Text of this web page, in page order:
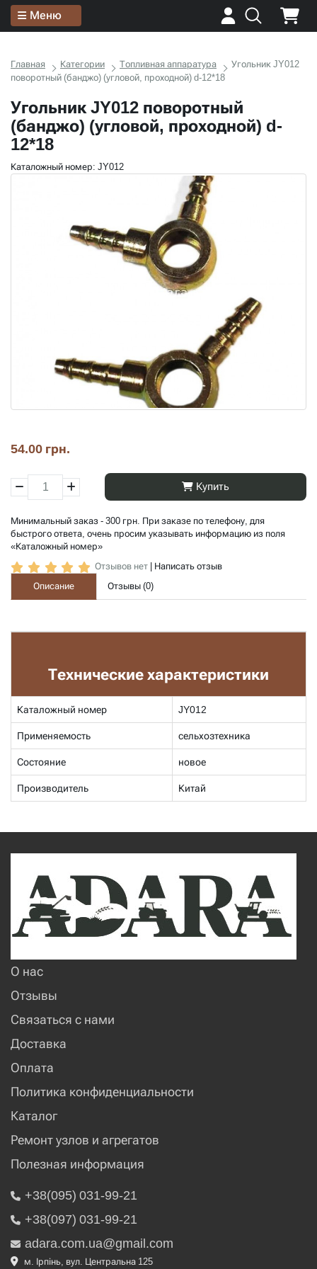
Меню
Главная Категории Топливная аппаратура
Угольник JY012
поворотный (банджо) (угловой, проходной) d-12*18
Угольник JY012 поворотный
(банджо) (угловой, проходной) d-
12*18
Каталожный номер: JY012
54.00 грн.
Купить
Минимальный заказ - 300 грн. При заказе по телефону, для
быстрого ответа, очень просим указывать информацию из поля
«Каталожный номер»
Отзывов нет
Написать отзыв
Описание
Отзывы (0)
Технические характеристики
Каталожный номер JY012
Применяемость сельхозтехника
Состояние новое
Производитель Китай
О нас
Отзывы
Связаться с нами
Доставка
Оплата
Политика конфиденциальности
Каталог
Ремонт узлов и агрегатов
Полезная информация
+38(095) 031-99-21
+38(097) 031-99-21
adara.com.ua@gmail.com
м. Ірпінь, вул. Центральна 125